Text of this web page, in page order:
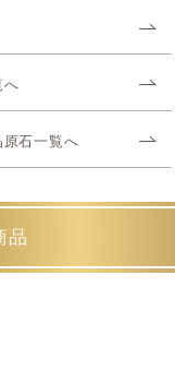
へ
原石一覧へ
品